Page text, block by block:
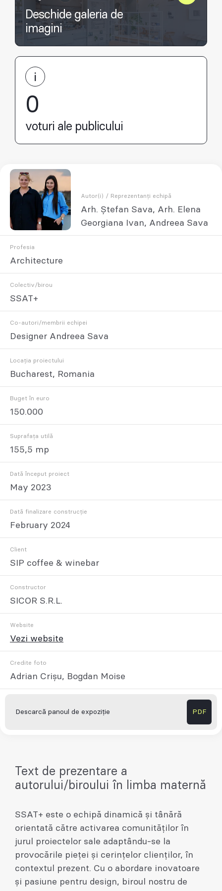
Deschide galeria de
imagini
0
voturi ale publicului
Autor(i) / Reprezentanți echipă
Arh. Ștefan Sava, Arh. Elena
Georgiana Ivan, Andreea Sava
Profesia
Architecture
Colectiv/birou
SSAT+
Co-autori/membrii echipei
Designer Andreea Sava
Locația proiectului
Bucharest, Romania
Buget în euro
150.000
Suprafața utilă
155,5 mp
Dată început proiect
May 2023
Dată finalizare construcție
February 2024
Client
SIP coffee & winebar
Constructor
SICOR S.R.L.
Website
Vezi website
Credite foto
Adrian Crișu, Bogdan Moise
Descarcă panoul de expoziție PDF
Text de prezentare a
autorului/biroului în limba maternă
SSAT+ este o echipă dinamică și tânără
orientată către activarea comunităților în
jurul proiectelor sale adaptându-se la
provocările pieței și cerințelor clienților, în
contextul prezent. Cu o abordare inovatoare
și pasiune pentru design, biroul nostru de